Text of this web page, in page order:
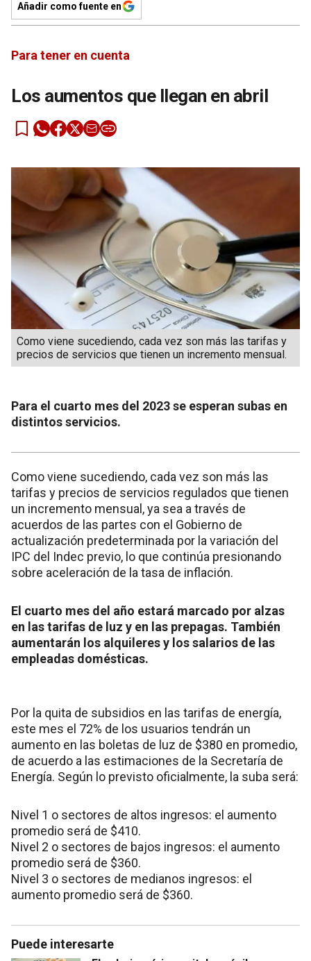
Añadir como fuente en
Para tener en cuenta
Los aumentos que llegan en abril
Como viene sucediendo, cada vez son más las tarifas y
precios de servicios que tienen un incremento mensual.
Para el cuarto mes del 2023 se esperan subas en
distintos servicios.
Como viene sucediendo, cada vez son más las
tarifas y precios de servicios regulados que tienen
un incremento mensual, ya sea a través de
acuerdos de las partes con el Gobierno de
actualización predeterminada por la variación del
IPC del Indec previo, lo que continúa presionando
sobre aceleración de la tasa de inflación.
El cuarto mes del año estará marcado por alzas
en las tarifas de luz y en las prepagas. También
aumentarán los alquileres y los salarios de las
empleadas domésticas.
Por la quita de subsidios en las tarifas de energía,
este mes el 72% de los usuarios tendrán un
aumento en las boletas de luz de $380 en promedio,
de acuerdo a las estimaciones de la Secretaría de
Energía. Según lo previsto oficialmente, la suba será:
Nivel 1 o sectores de altos ingresos: el aumento
promedio será de $410.
Nivel 2 o sectores de bajos ingresos: el aumento
promedio será de $360.
Nivel 3 o sectores de medianos ingresos: el
aumento promedio será de $360.
Puede interesarte